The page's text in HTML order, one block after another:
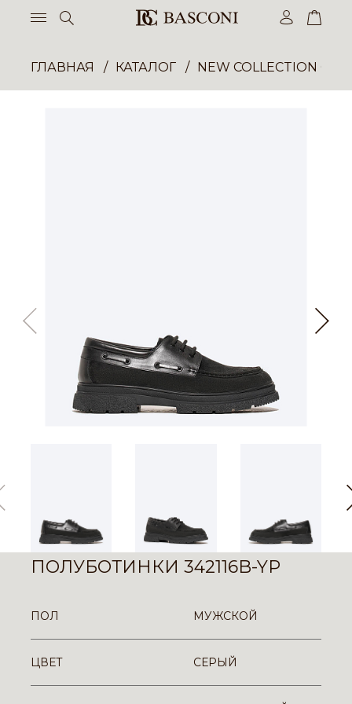
ГЛАВНАЯ КАТАЛОГ NEW COLLECTION
ПОЛУБОТИНКИ 342116B-YP
ПОЛ МУЖСКОЙ
ЦВЕТ СЕРЫЙ